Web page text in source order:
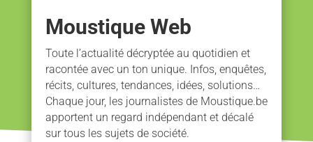
Moustique Web
Toute l’actualité décryptée au quotidien et
racontée avec un ton unique. Infos, enquêtes,
récits, cultures, tendances, idées, solutions…
Chaque jour, les journalistes de Moustique.be
apportent un regard indépendant et décalé
sur tous les sujets de société.